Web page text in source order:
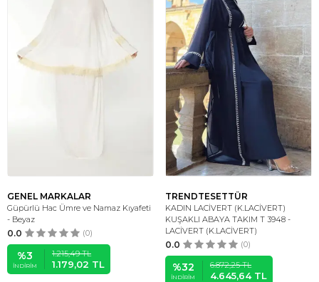
GENEL MARKALAR
Güpürlü Hac Ümre ve Namaz Kıyafeti
- Beyaz
0.0 (0)
%3
İNDIRIM
1.215,49TL
1.179,02 TL
TRENDTESETTÜR
KADIN LACİVERT (K.LACİVERT)
KUŞAKLI ABAYA TAKIM T 3948 -
LACİVERT (K.LACİVERT)
0.0 (0)
%32
İNDIRIM
6.872,25TL
4.645,64TL